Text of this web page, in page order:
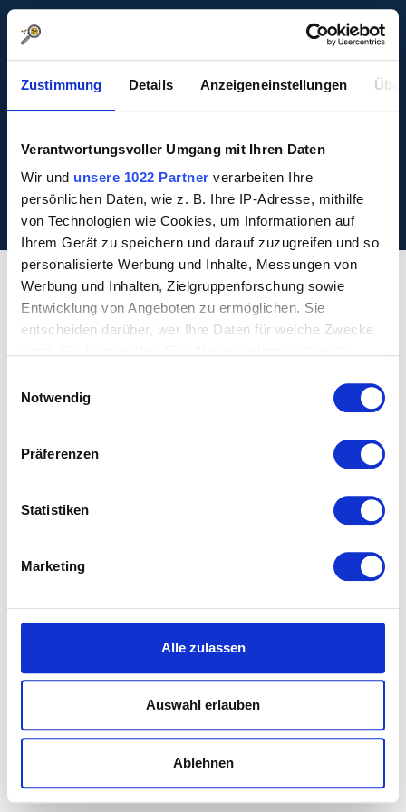
Zustimmung Details Anzeigeneinstellungen
Verantwortungsvoller Umgang mit Ihren Daten
Wir und unsere 1022 Partner verarbeiten Ihre
persönlichen Daten, wie z. B. Ihre IP-Adresse, mithilfe
von Technologien wie Cookies, um Informationen auf
Ihrem Gerät zu speichern und darauf zuzugreifen und so
personalisierte Werbung und Inhalte, Messungen von
Werbung und Inhalten, Zielgruppenforschung sowie
Entwicklung von Angeboten zu ermöglichen. Sie
entscheiden darüber, wer Ihre Daten für welche Zwecke
Trigger Symbol ändern oder widerrufen
Informationen über Ihre geografische Lage
können
bestimmten Merkmalen (Fingerprinting) identifizieren
Erfahren Sie mehr darüber, wie Ihre persönlichen Daten
Abschnitt Einzelheitenfest.
personalisieren, Funktionen für soziale Medien anbieten
zu können und die Zugriffe auf unsere Website zu
analysieren. Außerdem geben wir Informationen zu Ihrer
soziale Medien, Werbung und Analysen weiter. Unsere
Partner führen diese Informationen möglicherweise mit
Notwendig
Präferenzen
Statistiken
Marketing
Alle zulassen
Auswahl erlauben
Ablehnen
Teilnahmebedingungen
Datenschutz
Impressum